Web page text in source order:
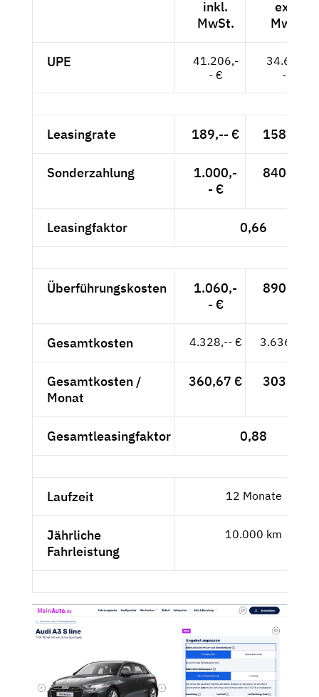
inkl.
MwSt.
exkl.
MwSt.
UPE
41.206,-
- €
34.627,-
- €
Leasingrate 189,-- € 158,82 €
Sonderzahlung
1.000,-
- €
840,34 €
Leasingfaktor 0,66
Überführungskosten
1.060,-
- €
890,76 €
Gesamtkosten 4.328,-- € 3.636,97 €
Gesamtkosten /
Monat
360,67 € 303,08 €
Gesamtleasingfaktor 0,88
Laufzeit 12 Monate
Jährliche
Fahrleistung
10.000 km